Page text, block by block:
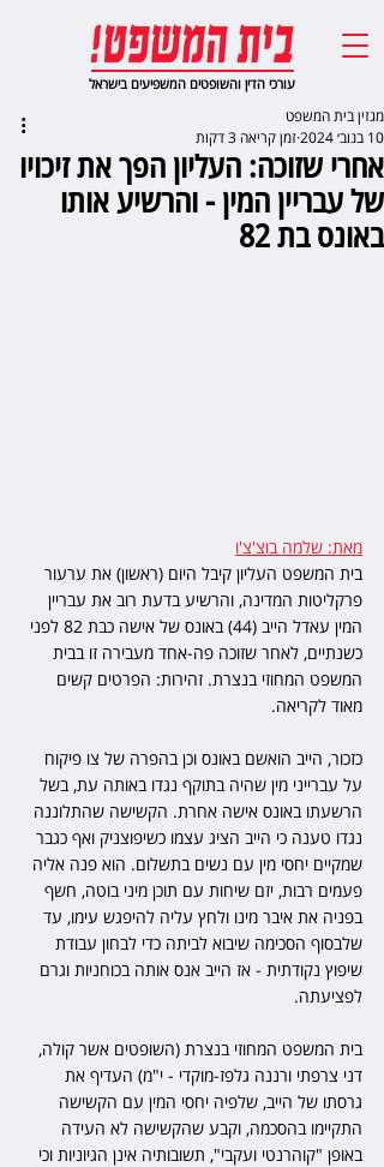
עורכי הדין והשופטים המשפיעים בישראל
אחרי שזוכה: העליון הפך את זיכויו
של עבריין המין - והרשיע אותו
באונס בת 82
מגזין בית המשפט
10 בנוב׳ 2024
זמן קריאה 3 דקות
מאת: שלמה בוצ'צ'ו
בית המשפט העליון קיבל היום (ראשון) את ערעור
פרקליטות המדינה, והרשיע בדעת רוב את עבריין
המין עאדל הייב (44) באונס של אישה כבת 82 לפני
כשנתיים, לאחר שזוכה פה-אחד מעבירה זו בבית
המשפט המחוזי בנצרת. זהירות: הפרטים קשים
מאוד לקריאה.
כזכור, הייב הואשם באונס וכן בהפרה של צו פיקוח
על עברייני מין שהיה בתוקף נגדו באותה עת, בשל
הרשעתו באונס אישה אחרת. הקשישה שהתלוננה
נגדו טענה כי הייב הציג עצמו כשיפוצניק ואף כגבר
שמקיים יחסי מין עם נשים בתשלום. הוא פנה אליה
פעמים רבות, יזם שיחות עם תוכן מיני בוטה, חשף
בפניה את איבר מינו ולחץ עליה להיפגש עימו, עד
שלבסוף הסכימה שיבוא לביתה כדי לבחון עבודת
שיפוץ נקודתית - אז הייב אנס אותה בכוחניות וגרם
לפציעתה.
בית המשפט המחוזי בנצרת (השופטים אשר קולה,
דני צרפתי ורננה גלפז-מוקדי - י"מ) העדיף את
גרסתו של הייב, שלפיה יחסי המין עם הקשישה
התקיימו בהסכמה, וקבע שהקשישה לא העידה
באופן "קוהרנטי ועקבי", תשובותיה אינן הגיוניות וכי